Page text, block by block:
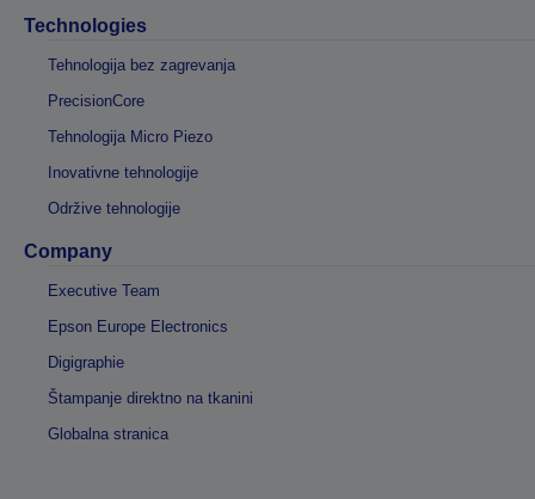
Technologies
Tehnologija bez zagrevanja
PrecisionCore
Tehnologija Micro Piezo
Inovativne tehnologije
Održive tehnologije
Company
Executive Team
Epson Europe Electronics
Digigraphie
Štampanje direktno na tkanini
Globalna stranica